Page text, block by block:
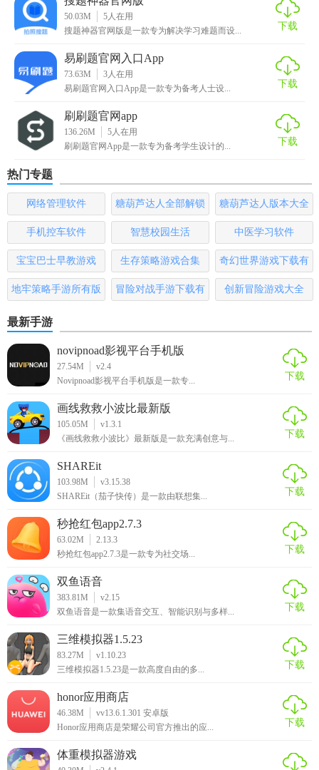
进行搜索。
3. 错题本：自动记录错题，支持按章节、难度筛选复习。
【拍照搜题官网版测评】
拍照搜题官网版以其强大的题库资源、便捷的操作方式以及
丰富的功能设置，成为了众多学生及自学者信赖的学习工
具。其高效的识别能力、详尽的解析内容以及个性化的学习
辅助功能，极大地提升了学习效率，尤其适合需要快速查找
答案、解决学习难题的用户群体。此外，软件的持续更新和
加精准、全面的服务。
50.03M 5人在用
搜题神器官网版是一款专为解决学习难题而设...
下载
易刷题官网入口App
73.63M 3人在用
易刷题官网入口App是一款专为备考人士设...
下载
刷刷题官网app
136.26M 5人在用
刷刷题官网App是一款专为备考学生设计的...
下载
热门专题
网络管理软件
糖葫芦达人全部解锁
版
糖葫芦达人版本大全
手机控车软件 智慧校园生活 中医学习软件
宝宝巴士早教游戏 生存策略游戏合集
奇幻世界游戏下载有
哪些
地牢策略手游所有版
冒险对战手游下载有
创新冒险游戏大全
最新手游
novipnoad影视平台手机版
27.54M
v2.4
Novipnoad影视平台手机版是一款专...
下载
画线救救小波比最新版
105.05M
v1.3.1
《画线救救小波比》最新版是一款充满创意与...
下载
SHAREit
103.98M
v3.15.38
SHAREit（茄子快传）是一款由联想集...
下载
秒抢红包app2.7.3
63.02M
2.13.3
秒抢红包app2.7.3是一款专为社交场...
下载
双鱼语音
383.81M
v2.15
双鱼语音是一款集语音交互、智能识别与多样...
下载
三维模拟器1.5.23
83.27M
v1.10.23
三维模拟器1.5.23是一款高度自由的多...
下载
honor应用商店
46.38M
vv13.6.1.301 安卓版
Honor应用商店是荣耀公司官方推出的应...
下载
体重模拟器游戏